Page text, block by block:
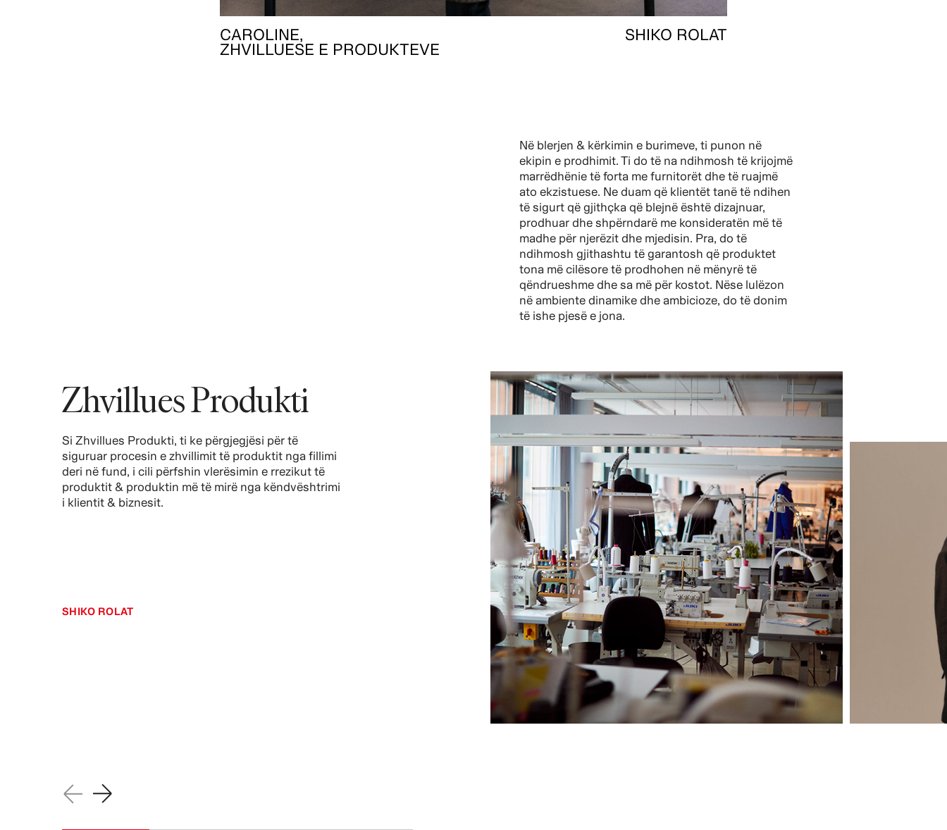
CAROLINE,
ZHVILLUESE E PRODUKTEVE
SHIKO ROLAT
Në blerjen & kërkimin e burimeve, ti punon në
ekipin e prodhimit. Ti do të na ndihmosh të krijojmë
marrëdhënie të forta me furnitorët dhe të ruajmë
ato ekzistuese. Ne duam që klientët tanë të ndihen
të sigurt që gjithçka që blejnë është dizajnuar,
prodhuar dhe shpërndarë me konsideratën më të
madhe për njerëzit dhe mjedisin. Pra, do të
ndihmosh gjithashtu të garantosh që produktet
tona më cilësore të prodhohen në mënyrë të
qëndrueshme dhe sa më për kostot. Nëse lulëzon
në ambiente dinamike dhe ambicioze, do të donim
të ishe pjesë e jona.
Zhvillues Produkti
Si Zhvillues Produkti, ti ke përgjegjësi për të
siguruar procesin e zhvillimit të produktit nga fillimi
deri në fund, i cili përfshin vlerësimin e rrezikut të
produktit & produktin më të mirë nga këndvështrimi
i klientit & biznesit.
SHIKO ROLAT